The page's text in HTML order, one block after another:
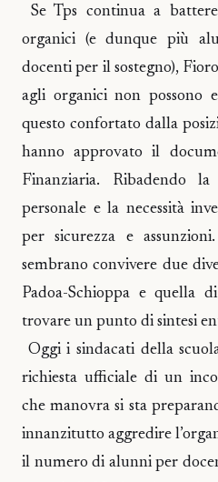
Se Tps continua a
organici (e dunque più
docenti per il sostegno),
agli organici non possono
questo confortato dalla
hanno approvato il
Finanziaria. Ribadendo
personale e la necessità
per sicurezza e
sembrano convivere due
Padoa-Schioppa e quella
trovare un punto di sintesi
Oggi i sindacati della
richiesta ufficiale di un
che manovra si sta
innanzitutto aggredire
il numero di alunni per